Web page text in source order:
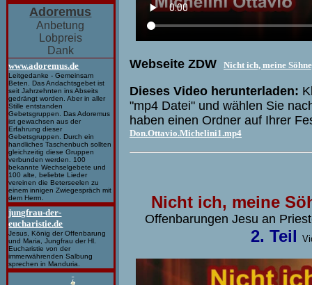
Adoremus
Anbetung
Lobpreis
Dank
www.adoremus.de
Leitgedanke - Gemeinsam
Beten. Das Andachtsgebet ist
seit Jahrzehnten ins Abseits
gedrängt worden. Aber in aller
Stille entstanden
Gebetsgruppen. Das Adoremus
ist gewachsen aus der
Erfahrung dieser
Gebetsgruppen. Durch ein
handliches Taschenbuch sollten
gleichzeitig diese Gruppen
verbunden werden. 100
bekannte Wechselgebete und
100 alte, beliebte Lieder
vereinen die Beterseelen zu
einem innigen Zwiegespräch mit
dem Herrn.
jungfrau-der-
eucharistie.de
Jesus, König der Offenbarung
und Maria, Jungfrau der Hl.
Eucharistie von der
immerwährenden Salbung
sprechen in Manduria.
Webseite ZDW Nicht ich, meine
Dieses Video herunterladen:
"mp4 Datei" und wählen Sie
haben einen Ordner auf Ihrer
Don.Ottavio.Michelini1.mp4
Nicht ich, meine
Offenbarungen Jesu an
2. Teil